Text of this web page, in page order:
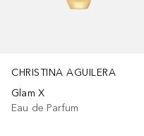
CHRISTINA AGUILERA
Glam X
Eau de Parfum